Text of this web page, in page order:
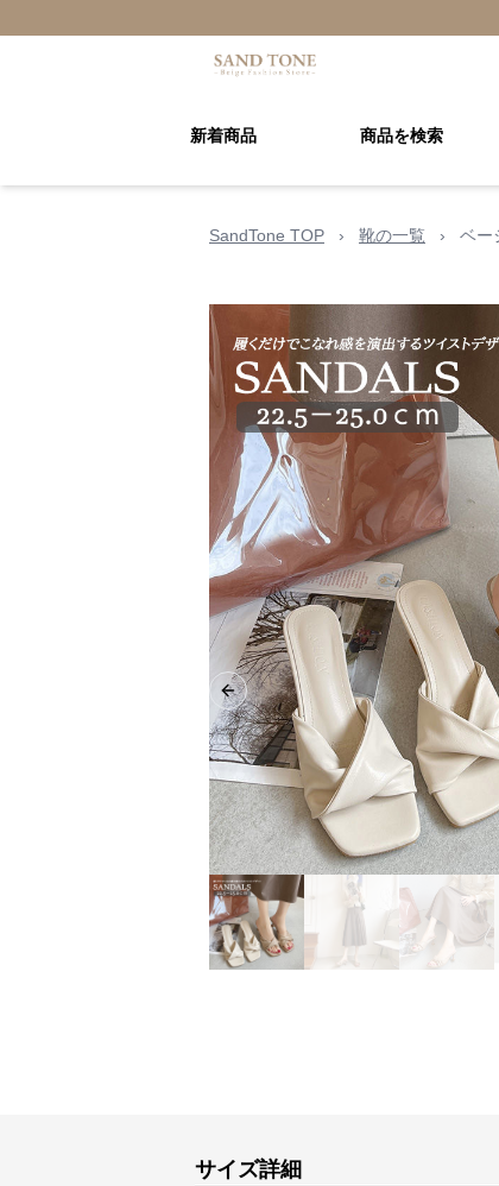
新着商品 商品を検索
SandTone TOP › 靴の一覧 › ベー
Previous slide
サイズ詳細